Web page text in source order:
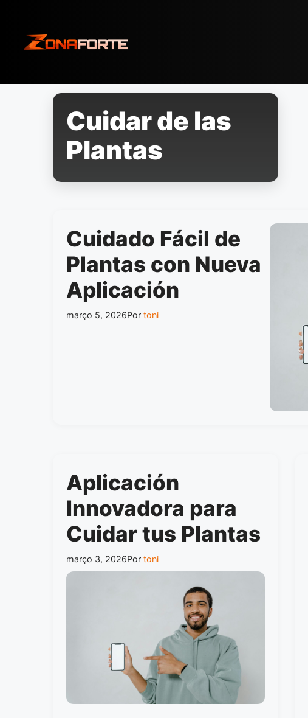
conteúdo
Cuidar de las
Plantas
Cuidado Fácil de
Plantas con Nueva
Aplicación
março 5, 2026Por toni
Aplicación
Innovadora para
Cuidar tus Plantas
março 3, 2026Por toni